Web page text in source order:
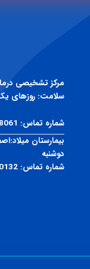
مرکز تشخیصی
سلامت: روزهای
شماره تماس:
بیمارستان میلاد:
دوشنبه
شماره تماس: